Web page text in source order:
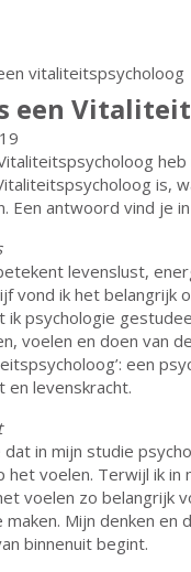
een
is,
Een antwoord vind je
levenslust,
vond ik het belangrijk
ik psychologie
voelen en doen van
een
en levenskracht.
in mijn studie
het voelen. Terwijl ik
voelen zo belangrijk
maken. Mijn denken
binnenuit begint.